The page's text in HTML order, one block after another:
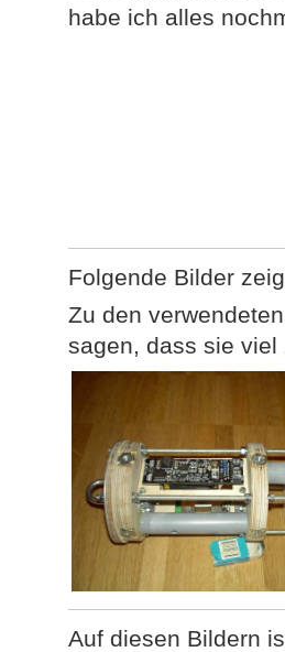
habe ich alles
Folgende Bilder
Zu den
sagen, dass sie viel
Auf diesen Bildern